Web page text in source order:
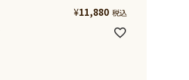
¥11,880 税込